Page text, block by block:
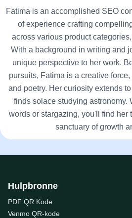
Fatima is an accomplished SEO
of experience crafting
across various product
With a background in writing and
unique perspective to her work.
pursuits, Fatima is a creative
and poetry. Her curiosity extends
finds solace studying astronomy.
words or stargazing, you'll find her
sanctuary of growth
Hulpbronne
PDF QR Kode
Venmo QR-kode